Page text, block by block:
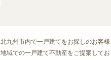
北九州市内で一戸建てをお探しのお客
地域での一戸建て不動産をご提案して